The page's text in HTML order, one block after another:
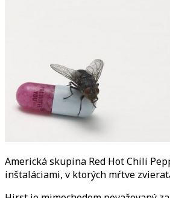
Americká skupina Red Hot Chili
inštaláciami, v ktorých mŕtve